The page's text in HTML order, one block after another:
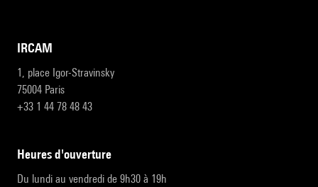
IRCAM
1, place Igor-Stravinsky
75004 Paris
+33 1 44 78 48 43
heures d'ouverture
Du lundi au vendredi de 9h30 à 19h